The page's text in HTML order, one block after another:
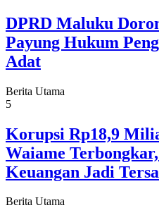
DPRD Maluku
Payung Hukum
Adat
Berita Utama
5
Korupsi Rp18,9
Waiame
Keuangan Jadi
Berita Utama